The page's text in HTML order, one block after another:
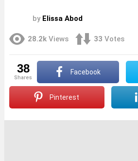
by Elissa Abod
28.2k Views 33 Votes
38
shares
Facebook
Pinterest